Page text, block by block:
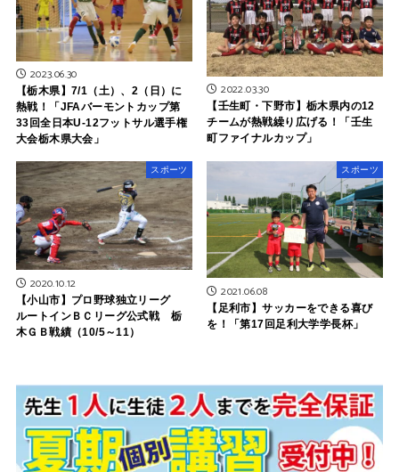
2023.06.30
【栃木県】7/1（土）、2（日）に
熱戦！「JFAバーモントカップ第
33回全日本U-12フットサル選手権
大会栃木県大会」
2022.03.30
【壬生町・下野市】栃木県内の12
チームが熱戦繰り広げる！「壬生
町ファイナルカップ」
スポーツ
2020.10.12
【小山市】プロ野球独立リーグ
ルートインＢＣリーグ公式戦 栃
木ＧＢ戦績（10/5～11）
スポーツ
2021.06.08
【足利市】サッカーをできる喜び
を！「第17回足利大学学長杯」